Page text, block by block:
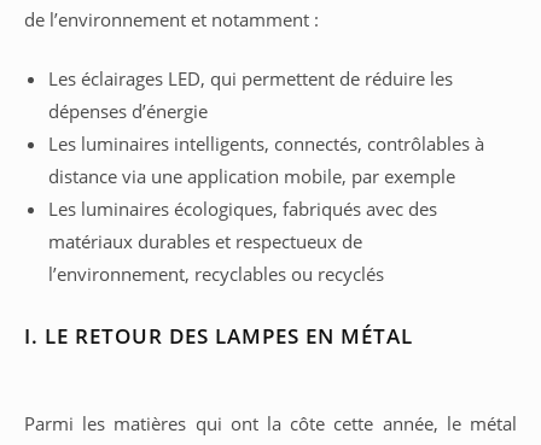
de l’environnement et notamment :
Les éclairages LED, qui permettent de réduire les
dépenses d’énergie
Les luminaires intelligents, connectés, contrôlables à
distance via une application mobile, par exemple
Les luminaires écologiques, fabriqués avec des
matériaux durables et respectueux de
l’environnement, recyclables ou recyclés
I. LE RETOUR DES LAMPES EN MÉTAL
Parmi les matières qui ont la côte cette année, le métal